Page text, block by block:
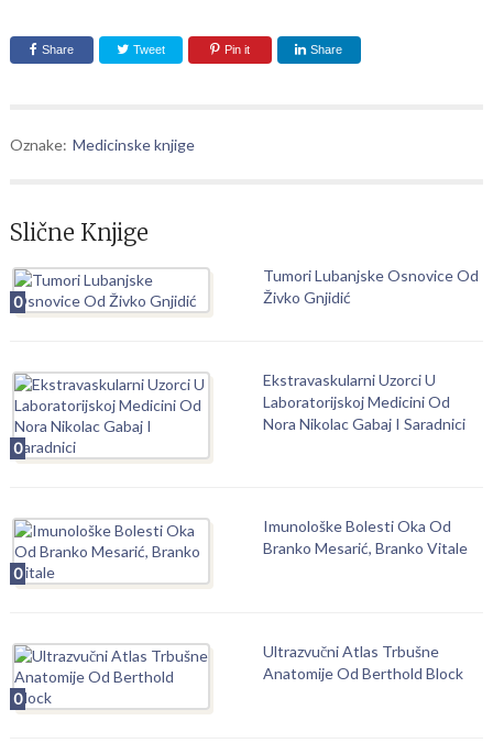
Share Tweet Pin it Share
Oznake: Medicinske knjige
Slične Knjige
0
Tumori Lubanjske Osnovice Od
Živko Gnjidić
0
Ekstravaskularni Uzorci U
Laboratorijskoj Medicini Od
Nora Nikolac Gabaj I Saradnici
0
Imunološke Bolesti Oka Od
Branko Mesarić, Branko Vitale
0
Ultrazvučni Atlas Trbušne
Anatomije Od Berthold Block